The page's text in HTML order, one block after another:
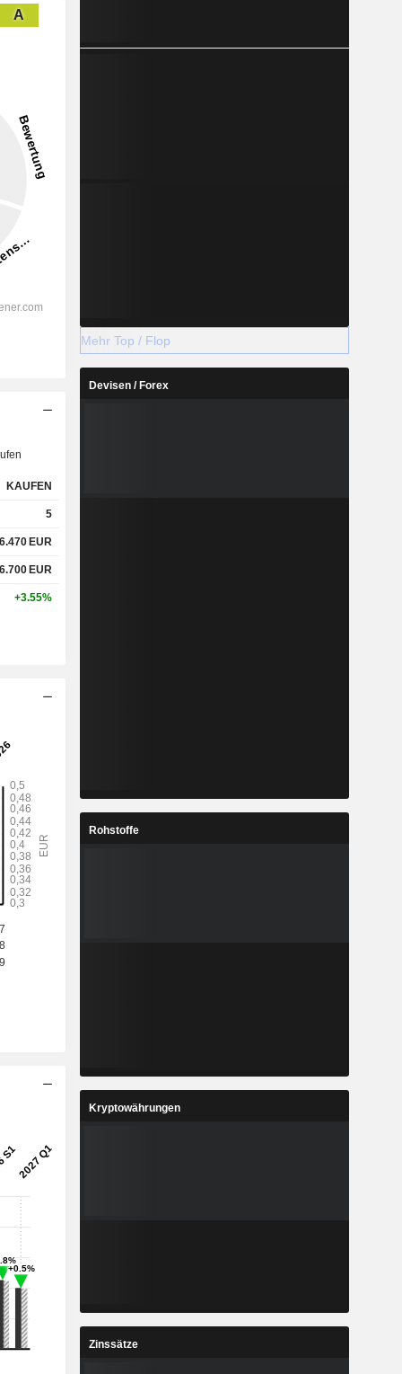
A
KAUFEN
5
6.470 EUR
6.700 EUR
+3.55%
Mehr Top / Flop
Devisen / Forex
Rohstoffe
Kryptowährungen
Zinssätze